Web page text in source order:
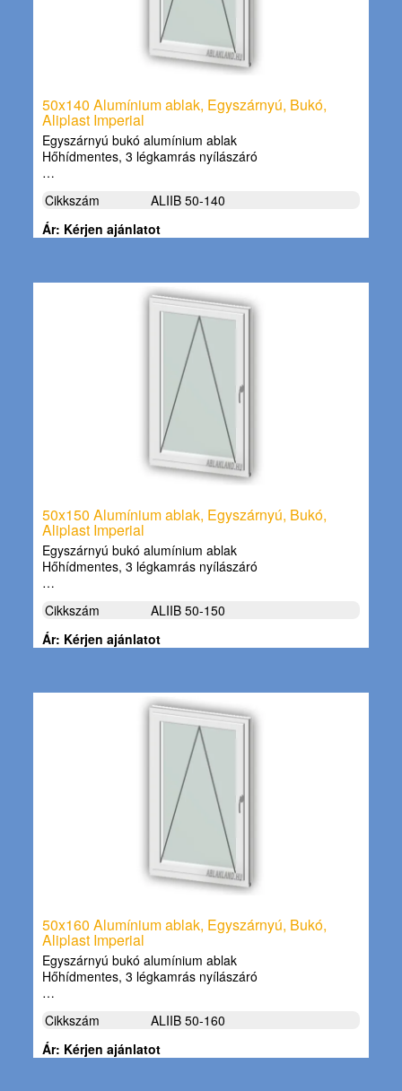
50x140 Alumínium ablak, Egyszárnyú, Bukó,
Aliplast Imperial
Egyszárnyú bukó alumínium ablak
Hőhídmentes, 3 légkamrás nyílászáró
…
Cikkszám
ALIIB 50-140
Ár: Kérjen ajánlatot
50x150 Alumínium ablak, Egyszárnyú, Bukó,
Aliplast Imperial
Egyszárnyú bukó alumínium ablak
Hőhídmentes, 3 légkamrás nyílászáró
…
Cikkszám
ALIIB 50-150
Ár: Kérjen ajánlatot
50x160 Alumínium ablak, Egyszárnyú, Bukó,
Aliplast Imperial
Egyszárnyú bukó alumínium ablak
Hőhídmentes, 3 légkamrás nyílászáró
…
Cikkszám
ALIIB 50-160
Ár: Kérjen ajánlatot